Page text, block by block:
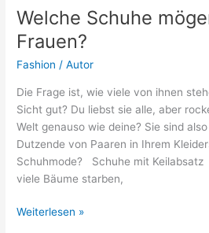
weiten
Hosen?
Welche Schuhe
Frauen?
Fashion /Autor
Die Frage ist, wie viele von ihnen
Sicht gut? Du liebst sie alle, aber
Welt genauso wie deine? Sie sind
Dutzende von Paaren in Ihrem
Schuhmode? Schuhe mit
viele Bäume starben,
Welche
Weiterlesen »